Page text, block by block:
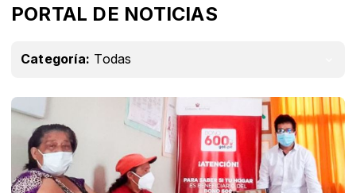
PORTAL DE NOTICIAS
Categoría: Todas